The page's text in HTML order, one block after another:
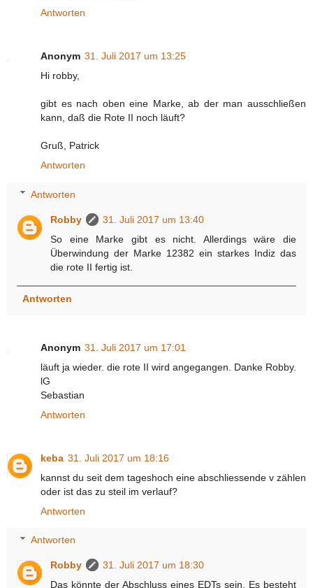
Antworten
Anonym 31. Juli 2017 um 13:25
Hi robby,
gibt es nach oben eine Marke, ab der man ausschließen
kann, daß die Rote II noch läuft?
Gruß, Patrick
Antworten
Antworten
Robby
31. Juli 2017 um 13:40
So eine Marke gibt es nicht. Allerdings wäre die
Überwindung der Marke 12382 ein starkes Indiz das
die rote II fertig ist.
Antworten
Anonym 31. Juli 2017 um 17:01
läuft ja wieder. die rote II wird angegangen. Danke Robby.
lG
Sebastian
Antworten
keba 31. Juli 2017 um 18:16
kannst du seit dem tageshoch eine abschliessende v zählen
oder ist das zu steil im verlauf?
Antworten
Antworten
Robby
31. Juli 2017 um 18:30
Das könnte der Abschluss eines EDTs sein. Es besteht